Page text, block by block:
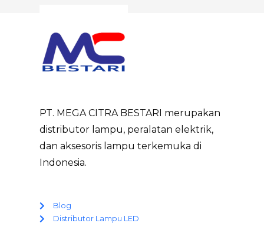
PT. MEGA CITRA BESTARI merupakan
distributor lampu, peralatan elektrik,
dan aksesoris lampu terkemuka di
Indonesia.
Blog
Distributor Lampu LED